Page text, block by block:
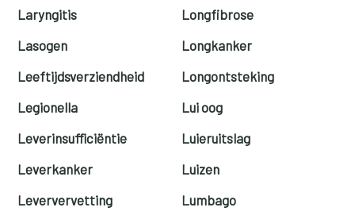
Laryngitis
Lasogen
Leeftijdsverziendheid
Legionella
Leverinsufficiëntie
Leverkanker
Leververvetting
Longfibrose
Longkanker
Longontsteking
Lui oog
Luieruitslag
Luizen
Lumbago